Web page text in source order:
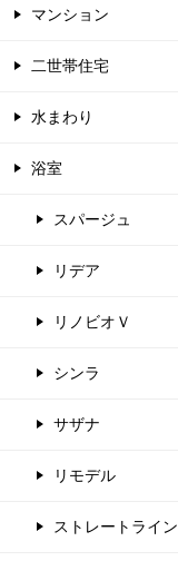
マンション
二世帯住宅
水まわり
浴室
スパージュ
リデア
リノビオＶ
シンラ
サザナ
リモデル
ストレートライン